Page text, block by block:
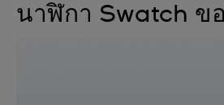
นาฬิกา Swatch ข